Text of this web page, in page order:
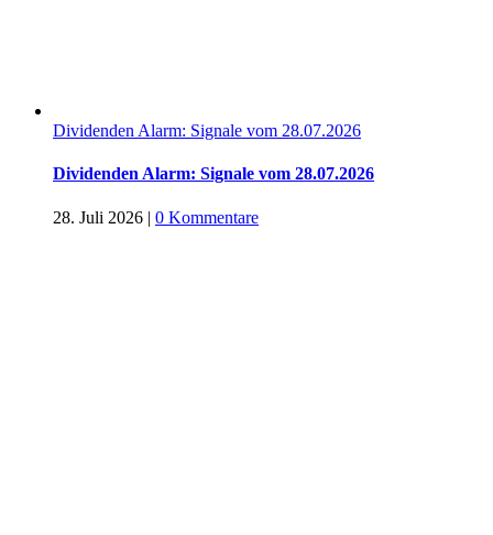
Dividenden Alarm: Signale vom 28.07.2026
Dividenden Alarm: Signale vom 28.07.2026
28. Juli 2026 | 0 Kommentare